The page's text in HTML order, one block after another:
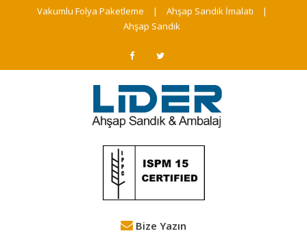
Vakumlu Folya Paketleme | Ahşap Sandık İmalatı
|
Ahşap Sandık
Bize Yazın